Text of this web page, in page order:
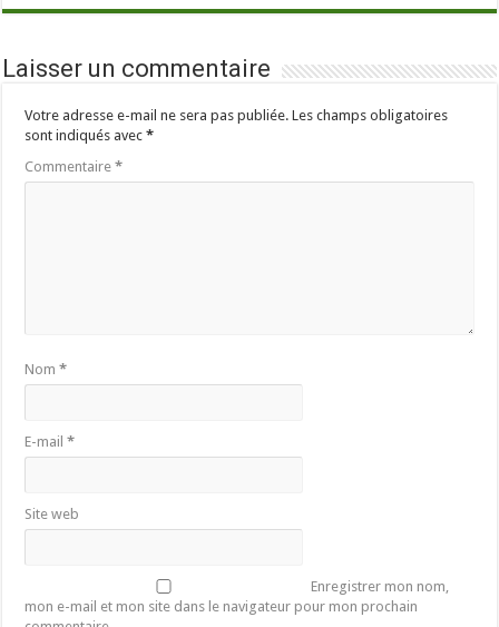
Laisser un commentaire
Votre adresse e-mail ne sera pas publiée. Les champs obligatoires
sont indiqués avec*
Commentaire*
Nom*
E-mail*
Site web
Enregistrer mon nom,
mon e-mail et mon site dans le navigateur pour mon prochain